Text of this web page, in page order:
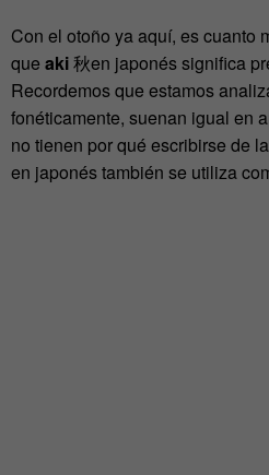
Con el otoño ya aquí, es cuanto
que aki秋en japonés significa
Recordemos que estamos
fonéticamente, suenan igual en
no tienen por qué escribirse de
en japonés también se utiliza